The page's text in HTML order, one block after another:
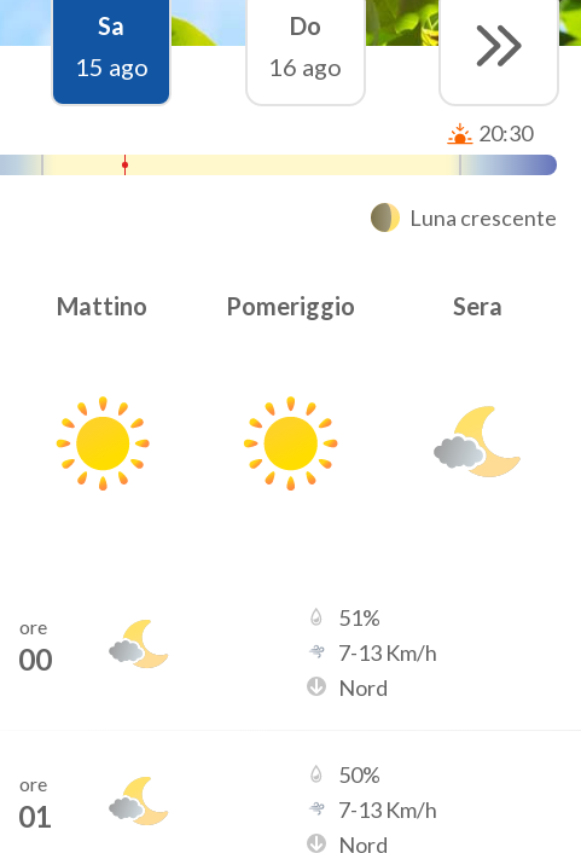
Sa
15 ago
Do
16 ago
20:30
Luna crescente
Mattino Pomeriggio Sera
ore
00
51%
7-13 Km/h
Nord
ore
01
50%
7-13 Km/h
Nord